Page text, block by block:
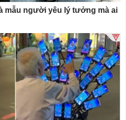
mẫu người yêu lý tưởng mà ai